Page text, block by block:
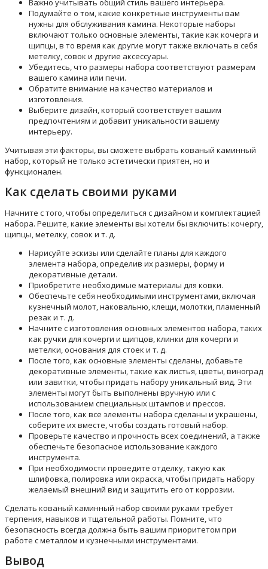
Важно учитывать общий стиль вашего интерьера.
Подумайте о том, какие конкретные инструменты вам
нужны для обслуживания камина. Некоторые наборы
включают только основные элементы, такие как кочерга и
щипцы, в то время как другие могут также включать в себя
метелку, совок и другие аксессуары.
Убедитесь, что размеры набора соответствуют размерам
вашего камина или печи.
Обратите внимание на качество материалов и
изготовления.
Выберите дизайн, который соответствует вашим
предпочтениям и добавит уникальности вашему
интерьеру.
Учитывая эти факторы, вы сможете выбрать кованый каминный
набор, который не только эстетически приятен, но и
функционален.
Как сделать своими руками
Начните с того, чтобы определиться с дизайном и комплектацией
набора. Решите, какие элементы вы хотели бы включить: кочергу,
щипцы, метелку, совок и т. д.
Нарисуйте эскизы или сделайте планы для каждого
элемента набора, определив их размеры, форму и
декоративные детали.
Приобретите необходимые материалы для ковки.
Обеспечьте себя необходимыми инструментами, включая
кузнечный молот, наковальню, клещи, молотки, пламенный
резак и т. д.
Начните с изготовления основных элементов набора, таких
как ручки для кочерги и щипцов, клинки для кочерги и
метелки, основания для стоек и т. д.
После того, как основные элементы сделаны, добавьте
декоративные элементы, такие как листья, цветы, виноград
или завитки, чтобы придать набору уникальный вид. Эти
элементы могут быть выполнены вручную или с
использованием специальных штампов и прессов.
После того, как все элементы набора сделаны и украшены,
соберите их вместе, чтобы создать готовый набор.
Проверьте качество и прочность всех соединений, а также
обеспечьте безопасное использование каждого
инструмента.
При необходимости проведите отделку, такую как
шлифовка, полировка или окраска, чтобы придать набору
желаемый внешний вид и защитить его от коррозии.
Сделать кованый каминный набор своими руками требует
терпения, навыков и тщательной работы. Помните, что
безопасность всегда должна быть вашим приоритетом при
работе с металлом и кузнечными инструментами.
Вывод